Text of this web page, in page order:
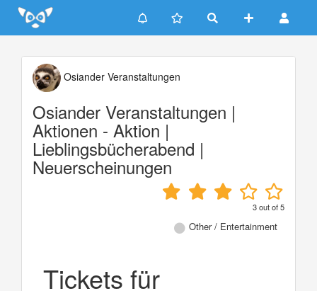
Update cookies preferences
Osiander Veranstaltungen
Osiander Veranstaltungen |
Aktionen - Aktion |
Lieblingsbücherabend |
Neuerscheinungen
3out of5
Other / Entertainment
Tickets für